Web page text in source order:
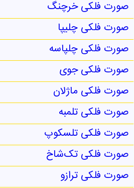
صورت فلکی خرچنگ
صورت فلکی چلیپا
صورت فلکی چلپاسه
صورت فلکی جوی
صورت فلکی ماژلان
صورت فلکی تلمبه
صورت فلکی تلسکوپ
صورت فلکی تک‌شاخ
صورت فلکی ترازو